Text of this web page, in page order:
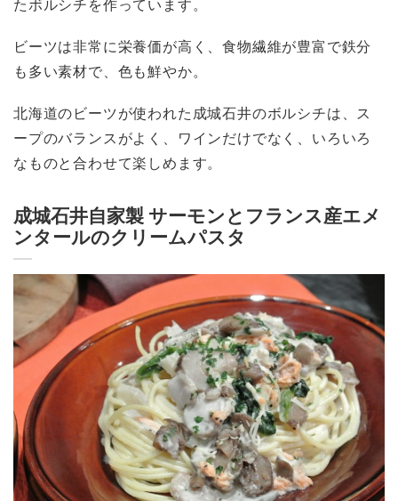
ビーツは非常に栄養価が高く、食物繊維が豊富で鉄分
も多い素材で、色も鮮やか。
北海道のビーツが使われた成城石井のボルシチは、ス
ープのバランスがよく、ワインだけでなく、いろいろ
なものと合わせて楽しめます。
成城石井自家製 サーモンとフランス産エメ
ンタールのクリームパスタ